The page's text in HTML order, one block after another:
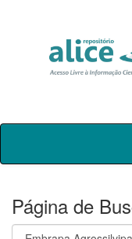
Skip
Página de